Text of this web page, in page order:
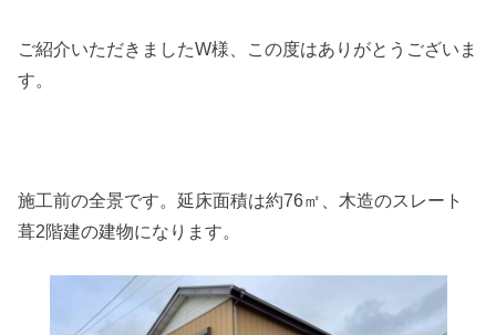
ご紹介いただきましたW様、この度はありがとうございま
す。
施工前の全景です。延床面積は約76㎡、木造のスレート
葺2階建の建物になります。